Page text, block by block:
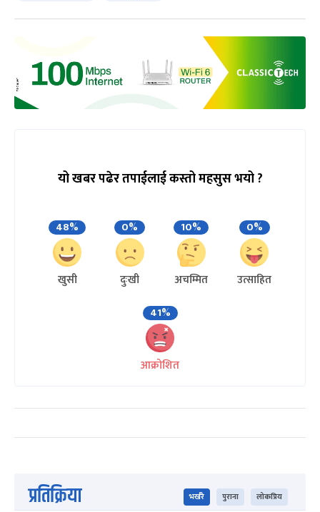
यो खबर पढेर तपाईलाई कस्तो महसुस भयो ?
48%
खुसी
0%
दुःखी
10%
अचम्मित
0%
उत्साहित
41%
आक्रोशित
प्रतिक्रिया भर्खरै पुराना लोकप्रिय